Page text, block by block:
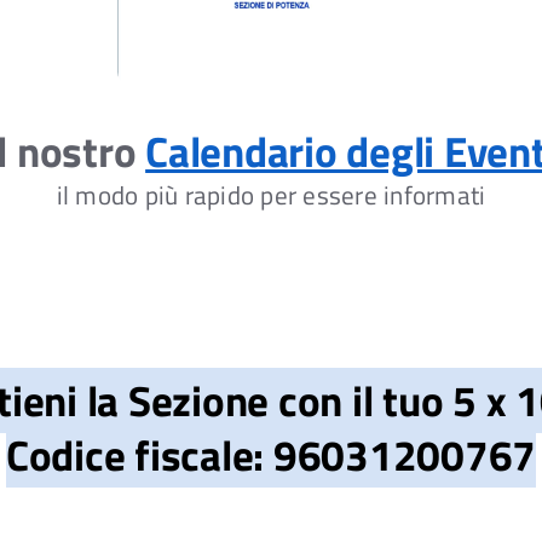
nostroCalendario degli
il modo più rapido per essere informati
la Sezione con il tuo5 x
Codice fiscale: 96031200767